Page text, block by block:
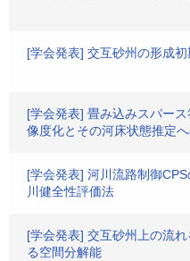
[学会発表] 交互砂州の形成
[学会発表] 畳み込みスパー
像度化とその河床状態推定
[学会発表] 河川流路制御
川健全性評価法
[学会発表] 交互砂州上の流
る空間分解能